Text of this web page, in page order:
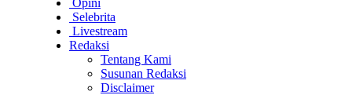
Opini
Selebrita
Livestream
Redaksi
Tentang Kami
Susunan Redaksi
Disclaimer